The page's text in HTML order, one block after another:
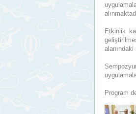
Etkinlik
Program